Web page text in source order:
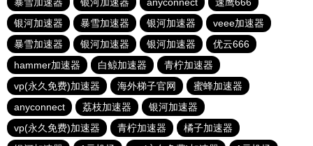
暴雪加速器
银河加速器 anyconnect
速鹰666
银河加速器
暴雪加速器 银河加速器
veee加速器
暴雪加速器
银河加速器 银河加速器
优云666
hammer加速器
白鲸加速器
青柠加速器
vp(永久免费)加速器
海外梯子官网
蜜蜂加速器
anyconnect
荔枝加速器
银河加速器
vp(永久免费)加速器
青柠加速器
橘子加速器